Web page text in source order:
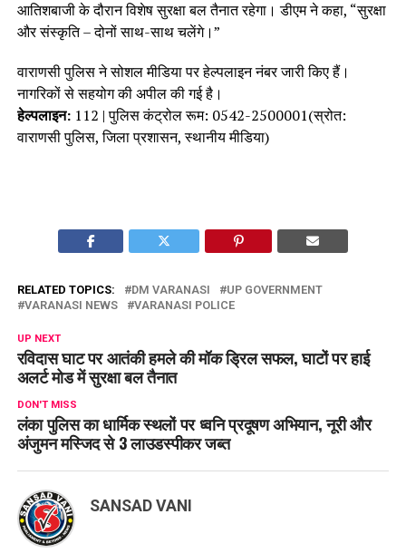
आतिशबाजी के दौरान विशेष सुरक्षा बल तैनात रहेगा। डीएम ने कहा, “सुरक्षा
और संस्कृति – दोनों साथ-साथ चलेंगे।”
वाराणसी पुलिस ने सोशल मीडिया पर हेल्पलाइन नंबर जारी किए हैं।
नागरिकों से सहयोग की अपील की गई है।
हेल्पलाइन: 112 | पुलिस कंट्रोल रूम: 0542-2500001(स्रोत:
वाराणसी पुलिस, जिला प्रशासन, स्थानीय मीडिया)
RELATED TOPICS: DM VARANASI
UP GOVERNMENT
VARANASI NEWS
VARANASI POLICE
UP NEXT
रविदास घाट पर आतंकी हमले की मॉक ड्रिल सफल, घाटों पर हाई
अलर्ट मोड में सुरक्षा बल तैनात
DON'T MISS
लंका पुलिस का धार्मिक स्थलों पर ध्वनि प्रदूषण अभियान, नूरी और
अंजुमन मस्जिद से 3 लाउडस्पीकर जब्त
SANSAD VANI